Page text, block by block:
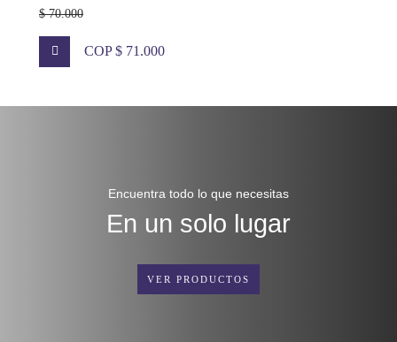
$ 70.000
COP $ 71.000
Encuentra todo lo que necesitas
En un solo lugar
VER PRODUCTOS